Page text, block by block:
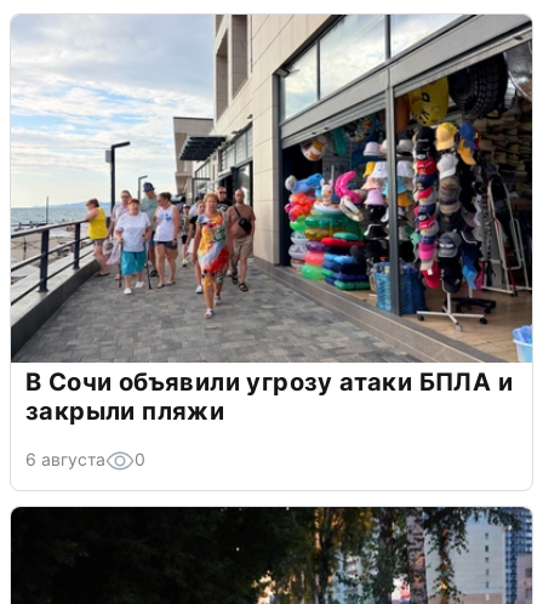
В Сочи объявили угрозу атаки БПЛА и
закрыли пляжи
6 августа 0